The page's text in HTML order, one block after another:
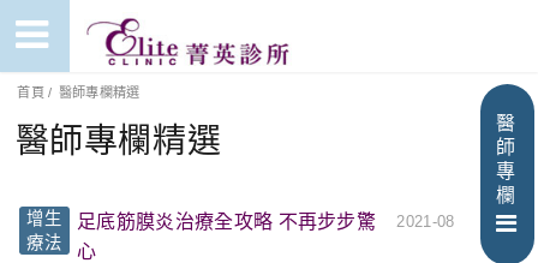
醫
師
專
欄
首頁 / 醫師專欄精選
醫師專欄精選
增生
療法
足底筋膜炎治療全攻略 不再步步驚
心
2021-08